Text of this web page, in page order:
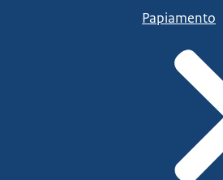
Papiamento